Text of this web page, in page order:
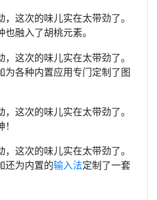
融入了胡桃元素。
为各种内置应用专门定制了图
还为内置的输入法定制了一套